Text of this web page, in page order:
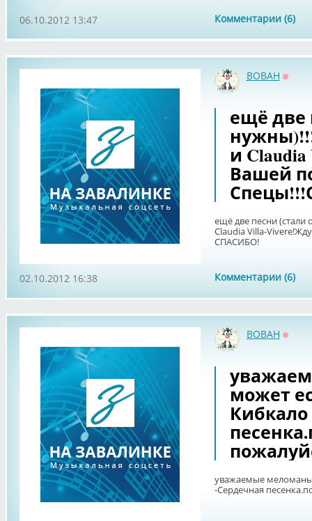
Комментарии (6)
06.10.2012 13:47
BOBAH
ещё две
и
Вашей
ещё две песни (стали
Claudia Villa-
СПАСИБО!
Комментарии (6)
02.10.2012 16:38
BOBAH
может
уважаемые
-Сердечная